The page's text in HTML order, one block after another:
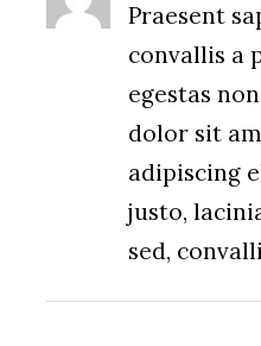
Praesent
convallis a
egestas
dolor sit
adipiscing
justo,
sed,